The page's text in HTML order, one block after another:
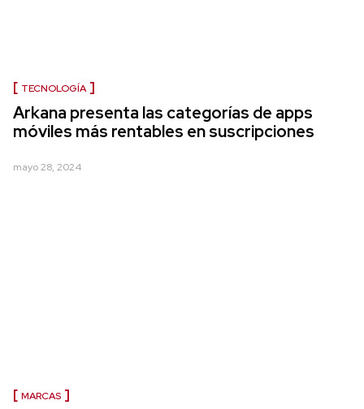
TECNOLOGÍA
Arkana presenta las categorías de apps
móviles más rentables en suscripciones
mayo 28, 2024
MARCAS